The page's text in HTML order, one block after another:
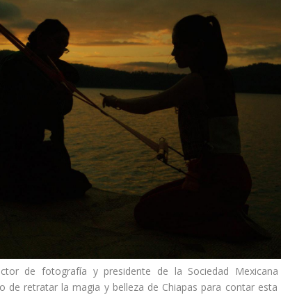
de fotografía y presidente de la Sociedad
de retratar la magia y belleza de Chiapas para contar